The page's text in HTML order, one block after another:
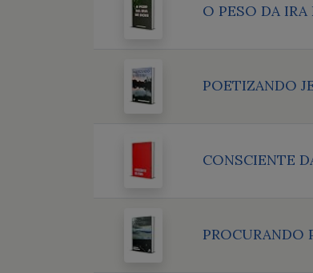
O PESO DA IRA
POETIZANDO
CONSCIENTE
PROCURANDO